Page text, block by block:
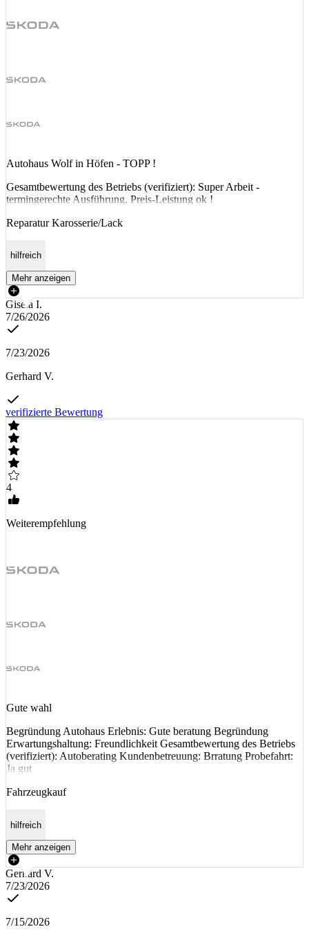
Autohaus Wolf in Höfen - TOPP !
Gesamtbewertung des Betriebs (verifiziert): Super Arbeit -
termingerechte Ausführung, Preis-Leistung ok !
Reparatur Karosserie/Lack
hilfreich
Mehr anzeigen
Gisela I.
7/26/2026
7/23/2026
Gerhard V.
verifizierte Bewertung
4
Weiterempfehlung
Gute wahl
Begründung Autohaus Erlebnis: Gute beratung Begründung
Erwartungshaltung: Freundlichkeit Gesamtbewertung des Betriebs
(verifiziert): Autoberating Kundenbetreuung: Brratung Probefahrt:
Ja gut
Fahrzeugkauf
hilfreich
Mehr anzeigen
Gerhard V.
7/23/2026
7/15/2026